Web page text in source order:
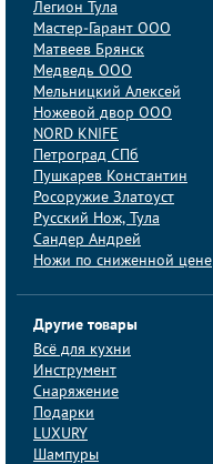
Легион Тула
Мастер-Гарант ООО
Матвеев Брянск
Медведь ООО
Мельницкий Алексей
Ножевой двор ООО
NORD KNIFE
Петроград СПб
Пушкарев Константин
Росоружие Златоуст
Русский Нож, Тула
Сандер Андрей
Ножи по сниженной цене
Другие товары
Всё для кухни
Инструмент
Снаряжение
Подарки
LUXURY
Шампуры